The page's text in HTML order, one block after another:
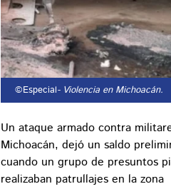
©Especial- Violencia en Michoacán.
Un ataque armado contra
Michoacán, dejó un saldo
cuando un grupo de presuntos
realizaban patrullajes en la zona